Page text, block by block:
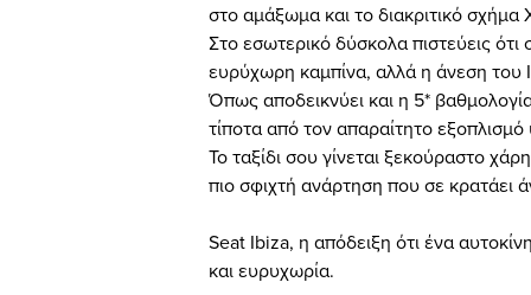
στο αμάξωμα και το διακριτικό
Στο εσωτερικό δύσκολα πιστεύεις ότι
ευρύχωρη καμπίνα, αλλά η άνεση του
Όπως αποδεικνύει και η 5*
τίποτα από τον απαραίτητο
Το ταξίδι σου γίνεται ξεκούραστο
πιο σφιχτή ανάρτηση που σε κρατάει
Seat Ibiza, η απόδειξη ότι ένα
και ευρυχωρία.